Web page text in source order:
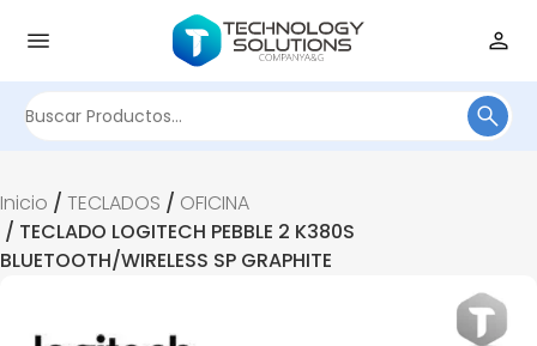
Inicio / TECLADOS / OFICINA
/ TECLADO LOGITECH PEBBLE 2 K380S
BLUETOOTH/WIRELESS SP GRAPHITE